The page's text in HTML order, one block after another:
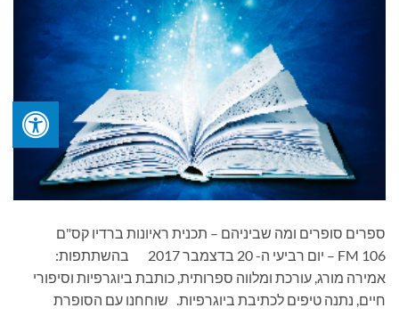
ספרים סופרים ומה שביניהם – תכנית ראיונות ברדיו קס"ם
106 FM – יום רביעי ה- 20 בדצמבר 2017 בהשתתפות:
אמירה מורג, עורכת ומלווה ספרותית, כותבת ביוגרפיות וסיפורי
חיים, נתנה טיפים לכתיבת ביוגרפיות. שוחחנו עם הסופרת